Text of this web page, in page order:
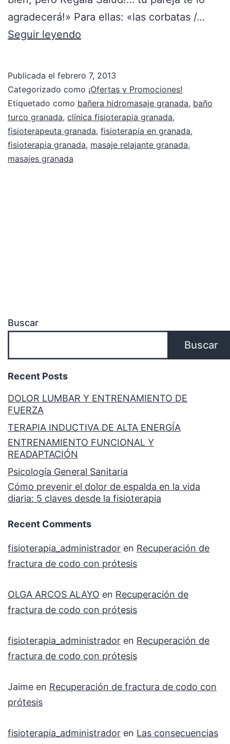
agradecerá!» Para ellas: «las corbatas /…
Seguir leyendo
Publicada el febrero 7, 2013
Categorizado como ¡Ofertas y Promociones!
Etiquetado como bañera hidromasaje granada, baño
turco granada, clínica fisioterapia granada,
fisioterapeuta granada, fisioterapia en granada,
fisioterapia granada, masaje relajante granada,
masajes granada
Buscar
Buscar
Recent Posts
DOLOR LUMBAR Y ENTRENAMIENTO DE
FUERZA
TERAPIA INDUCTIVA DE ALTA ENERGÍA
ENTRENAMIENTO FUNCIONAL Y
READAPTACIÓN
Psicología General Sanitaria
Cómo prevenir el dolor de espalda en la vida
diaria: 5 claves desde la fisioterapia
Recent Comments
fisioterapia_administrador en Recuperación de
fractura de codo con prótesis
OLGA ARCOS ALAYO en Recuperación de
fractura de codo con prótesis
fisioterapia_administrador en Recuperación de
fractura de codo con prótesis
Jaime en Recuperación de fractura de codo con
prótesis
fisioterapia_administrador en Las consecuencias